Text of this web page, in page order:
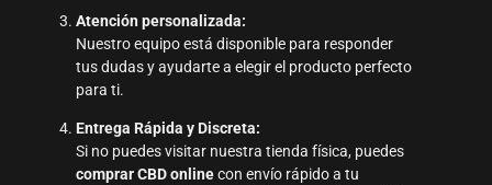
Atención personalizada:
Nuestro equipo está disponible para responder
tus dudas y ayudarte a elegir el producto perfecto
para ti.
Entrega Rápida y Discreta:
Si no puedes visitar nuestra tienda física, puedes
comprar CBD onlinecon envío rápido a tu